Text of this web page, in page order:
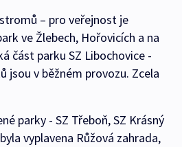
– pro veřejnost je
ve Žlebech, Hořovicích a na
část parku SZ Libochovice -
v běžném provozu. Zcela
parky - SZ Třeboň, SZ Krásný
vyplavena Růžová zahrada,